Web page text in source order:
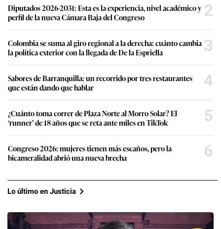
Diputados 2026-2031: Esta es la experiencia, nivel académico y
perfil de la nueva Cámara Baja del Congreso
2
Colombia se suma al giro regional a la derecha: cuánto cambia
la política exterior con la llegada de De la Espriella
3
Sabores de Barranquilla: un recorrido por tres restaurantes
que están dando que hablar
4
¿Cuánto toma correr de Plaza Norte al Morro Solar? El
‘runner’ de 18 años que se reta ante miles en TikTok
5
Congreso 2026: mujeres tienen más escaños, pero la
bicameralidad abrió una nueva brecha
6
Lo último en Justicia